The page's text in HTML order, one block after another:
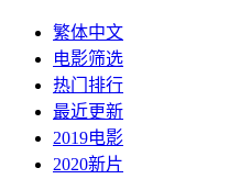
繁体中文
电影筛选
热门排行
最近更新
2019电影
2020新片